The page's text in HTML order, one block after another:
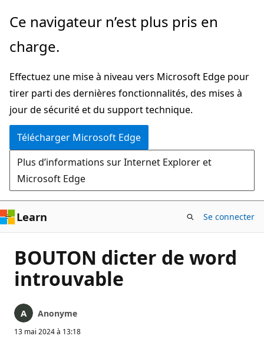
Passer
directement
au
principal
Ce navigateur n’est plus pris en
charge.
Effectuez une mise à niveau vers Microsoft Edge pour
tirer parti des dernières fonctionnalités, des mises à
jour de sécurité et du support technique.
Télécharger Microsoft Edge
Plus d’informations sur Internet Explorer et
Microsoft Edge
Learn Se connecter
BOUTON dicter de word
introuvable
Anonyme
13 mai 2024 à 13:18